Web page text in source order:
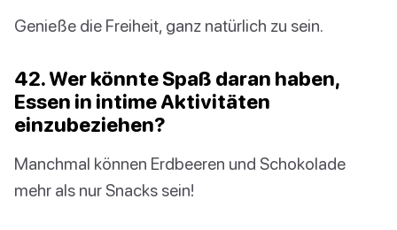
Genieße die Freiheit, ganz natürlich zu sein.
42. Wer könnte Spaß daran haben,
Essen in intime Aktivitäten
einzubeziehen?
Manchmal können Erdbeeren und Schokolade
mehr als nur Snacks sein!